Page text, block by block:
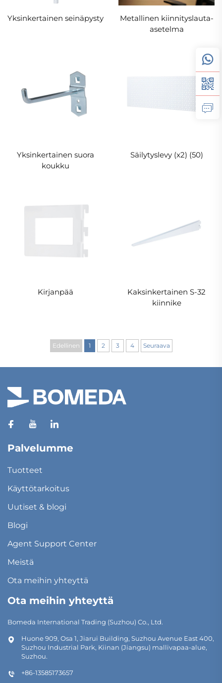
Yksinkertainen seinäpysty
Metallinen kiinnityslauta-
asetelma
Yksinkertainen suora
koukku
Säilytyslevy (x2) (50)
Kirjanpää
Kaksinkertainen S-32
kiinnike
Edellinen 1 2 3 4 Seuraava
Palvelumme
Tuotteet
Käyttötarkoitus
Uutiset & blogi
Blogi
Agent Support Center
Meistä
Ota meihin yhteyttä
Ota meihin yhteyttä
Bomeda International Trading (Suzhou) Co., Ltd.
Huone 909, Osa 1, Jiarui Building, Suzhou Avenue East 400,
Suzhou Industrial Park, Kiinan (Jiangsu) mallivapaa-alue,
Suzhou.
+86-13585173657